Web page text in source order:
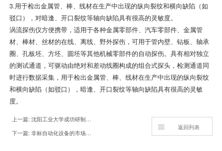
3.用于检出金属管、棒、线材在生产中出现的纵向裂纹和横向缺陷（如
驳口），对暗逢、开口裂纹等轴向缺陷具有很高的灵敏度。
涡流探伤仪方便携带，适用于各种金属零部件、汽车零部件、金属管
材、棒材、丝材的在线、离线、野外探伤，可用于管内壁、钻板、轴承
圈、孔板坯、方坯、圆坯等其他机械零部件的自动探伤。具有相对独立
的测试通道，可驱动由绝对和差动线圈构成的组合式探头，检测通道同
时进行数据采集，用于检出金属管、棒、线材在生产中出现的纵向裂纹
和横向缺陷（如驳口），暗逢、开口裂纹等轴向缺陷具有很高的灵敏
度。
上一篇: 沈阳工业大学成功研制长输管道多方位超高清漏磁内检测系统
下一篇: 非标自动化设备的市场前景
返回列表